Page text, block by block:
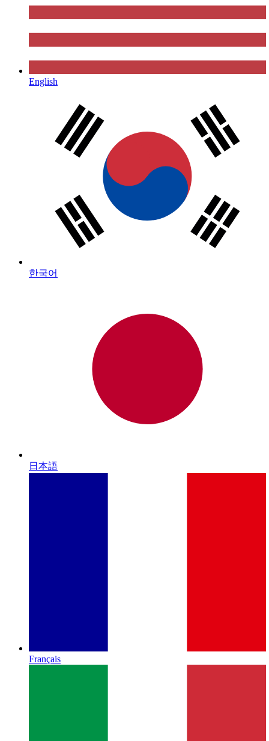
English
한국어
日本語
Français